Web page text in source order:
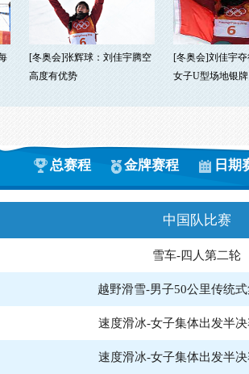
[冬奥会]张辉球：刘佳宇腾空
高度有优势
[冬奥会]刘佳宇
女子U型场地银牌
总赛程 金牌赛程 日期
中国队比赛
雪车-四人第二轮
越野滑雪-男子50公里传统
速度滑冰-女子集体出发半决
速度滑冰-女子集体出发半决